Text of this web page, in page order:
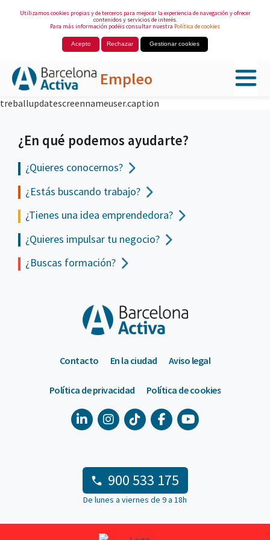
Utilizamos cookies propias y de terceros para mejorar la experiencia de navegación y ofrecer
contenidos y servicios de interés.
Para más información podéis consultar nuestra Política de cookies
Acepto Rechazar Gestionar cookies
Empleo
Saltar al contenido principal
treballupdatescreennameuser.caption
¿En qué podemos ayudarte?
¿Quieres conocernos?
¿Estás buscando trabajo?
¿Tienes una idea emprendedora?
¿Quieres impulsar tu negocio?
¿Buscas formación?
Contacto En la ciudad Aviso legal
Política de privacidad Política de cookies
900 533 175
De lunes a viernes de 9 a 18h